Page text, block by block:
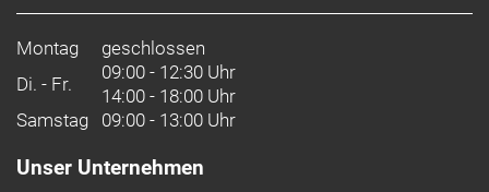
Montag
geschlossen
Di. - Fr.
09:00 - 12:30 Uhr
14:00 - 18:00 Uhr
Samstag 09:00 - 13:00 Uhr
Unser Unternehmen